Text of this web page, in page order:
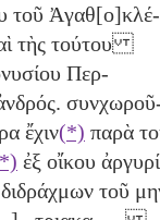
τοῦ Ἀγαθ[ο]κλέ-
τὴς τούτου
Περ-
ἔχιν(*) παρὰ
ἐξ οἴκου
τοῦ